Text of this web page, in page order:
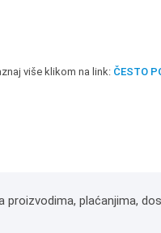
više klikom na link: ČESTO
plaćanjima,